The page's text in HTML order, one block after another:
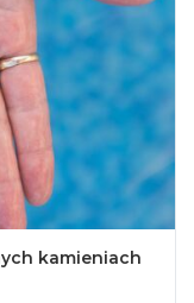
kamieniach